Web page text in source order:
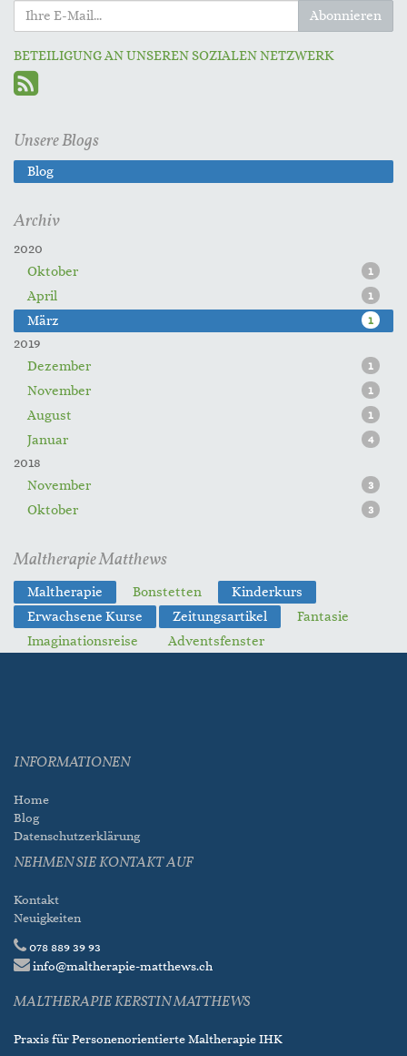
Abonnieren
BETEILIGUNG AN UNSEREN SOZIALEN NETZWERK
Unsere Blogs
Blog
Archiv
2020
Oktober
1
April 1
März 1
2019
Dezember
1
November 1
August 1
Januar 4
2018
November
3
Oktober 3
Maltherapie Matthews
Maltherapie Bonstetten
Kinderkurs
Erwachsene Kurse
Zeitungsartikel
Fantasie
Imaginationsreise
Adventsfenster
INFORMATIONEN
Home
Blog
Datenschutzerklärung
NEHMEN SIE KONTAKT AUF
Kontakt
Neuigkeiten
078 889 39 93
info@maltherapie-matthews.ch
MALTHERAPIE KERSTIN MATTHEWS
Praxis für Personenorientierte Maltherapie IHK